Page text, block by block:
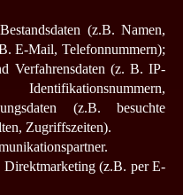
Bestandsdaten (z.B. Namen,
E-Mail, Telefonnummern);
Verfahrensdaten (z. B. IP-
(z.B. besuchte
Zugriffszeiten).
Direktmarketing (z.B. per E-